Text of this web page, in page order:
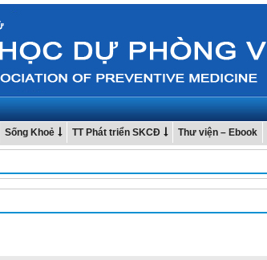
Sống Khoẻ TT Phát triển SKCĐ Thư viện – Ebook